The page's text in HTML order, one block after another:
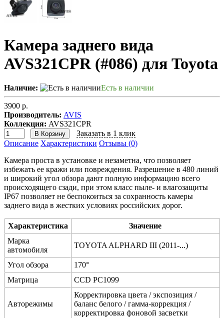
Камера заднего вида
AVS321CPR (#086) для Toyota
Наличие: Есть в наличии
3900 р.
Производитель: AVIS
Коллекция: AVS321CPR
В Корзину
Заказать в 1 клик
Описание Характеристики Отзывы (0)
Камера проста в установке и незаметна, что позволяет
избежать ее кражи или повреждения. Разрешение в 480 линий
и широкий угол обзора дают полную информацию всего
происходящего сзади, при этом класс пыле- и влагозащиты
IP67 позволяет не беспокоиться за сохранность камеры
заднего вида в жестких условиях российских дорог.
Характеристика
Значение
Марка
автомобиля
TOYOTA ALPHARD III (2011-...)
Угол обзора
170°
Матрица
CCD PC1099
Авторежимы
Корректировка цвета / экспозиция /
баланс белого / гамма-коррекция /
корректировка фоновой засветки